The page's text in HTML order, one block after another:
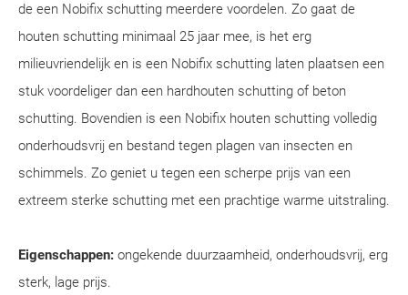
de een Nobifix schutting meerdere voordelen. Zo gaat de
houten schutting minimaal 25 jaar mee, is het erg
milieuvriendelijk en is een Nobifix schutting laten plaatsen een
stuk voordeliger dan een hardhouten schutting of beton
schutting. Bovendien is een Nobifix houten schutting volledig
onderhoudsvrij en bestand tegen plagen van insecten en
schimmels. Zo geniet u tegen een scherpe prijs van een
extreem sterke schutting met een prachtige warme uitstraling.
Eigenschappen: ongekende duurzaamheid, onderhoudsvrij, erg
sterk, lage prijs.